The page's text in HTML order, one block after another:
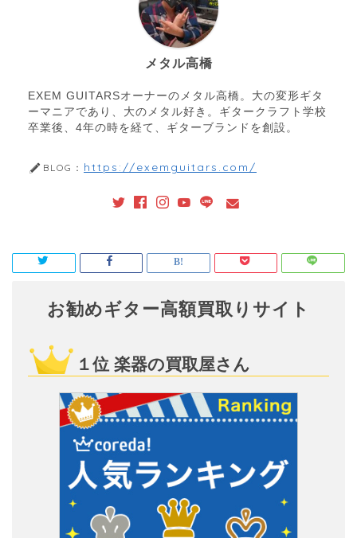
メタル高橋
EXEM GUITARSオーナーのメタル高橋。大の変形ギタ
ーマニアであり、大のメタル好き。ギタークラフト学校
卒業後、4年の時を経て、ギターブランドを創設。
BLOG： https://exemguitars.com/
お勧めギター高額買取りサイト
１位 楽器の買取屋さん